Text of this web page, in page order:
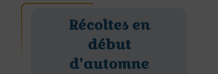
Récoltes en
début
d'automne